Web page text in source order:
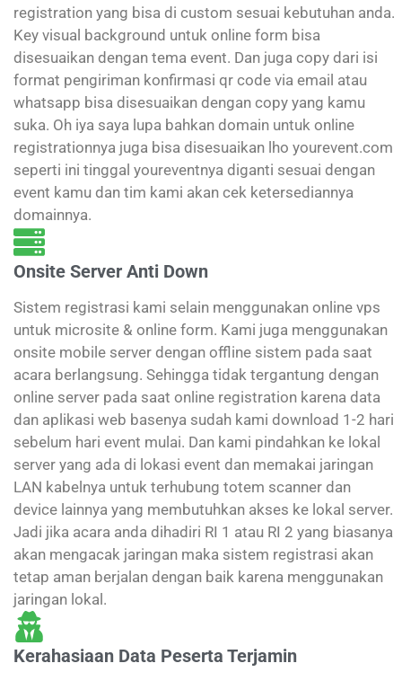
registration yang bisa di custom sesuai kebutuhan anda.
Key visual background untuk online form bisa
disesuaikan dengan tema event. Dan juga copy dari isi
format pengiriman konfirmasi qr code via email atau
whatsapp bisa disesuaikan dengan copy yang kamu
suka. Oh iya saya lupa bahkan domain untuk online
registrationnya juga bisa disesuaikan lho yourevent.com
seperti ini tinggal youreventnya diganti sesuai dengan
event kamu dan tim kami akan cek ketersediannya
domainnya.
Onsite Server Anti Down
Sistem registrasi kami selain menggunakan online vps
untuk microsite & online form. Kami juga menggunakan
onsite mobile server dengan offline sistem pada saat
acara berlangsung. Sehingga tidak tergantung dengan
online server pada saat online registration karena data
dan aplikasi web basenya sudah kami download 1-2 hari
sebelum hari event mulai. Dan kami pindahkan ke lokal
server yang ada di lokasi event dan memakai jaringan
LAN kabelnya untuk terhubung totem scanner dan
device lainnya yang membutuhkan akses ke lokal server.
Jadi jika acara anda dihadiri RI 1 atau RI 2 yang biasanya
akan mengacak jaringan maka sistem registrasi akan
tetap aman berjalan dengan baik karena menggunakan
jaringan lokal.
Kerahasiaan Data Peserta Terjamin